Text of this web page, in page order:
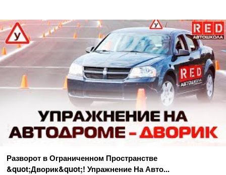
Разворот в Ограниченном Пространстве
&quot;Дворик&quot;! Упражнение На Авто...